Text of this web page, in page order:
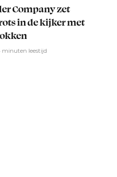
Company zet
in de kijker met
minuten leestijd